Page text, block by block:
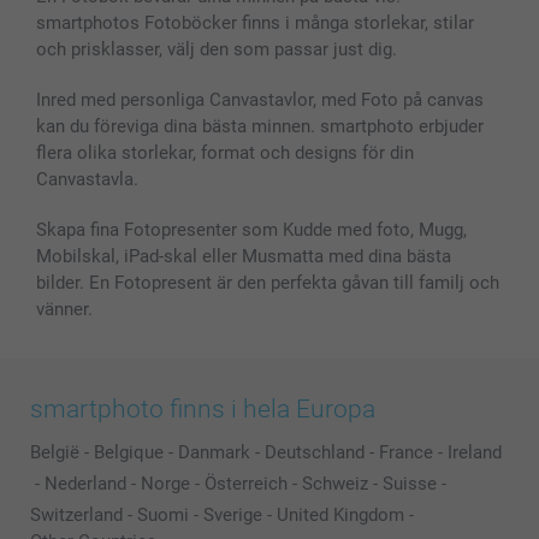
Skal till Mobil & Surfplatta
MyNameBook
Fotoramar & Tillbehör
Presentkort
Alla fotoprodukter
Sitemap
Villkor och garantier
smartbonus
Priser & betalning
smartphotos Fotoböcker finns i många storlekar, stilar
och prisklasser, välj den som passar just dig.
Inred med personliga Canvastavlor, med Foto på canvas
kan du föreviga dina bästa minnen. smartphoto erbjuder
flera olika storlekar, format och designs för din
Canvastavla.
Skapa fina Fotopresenter som Kudde med foto, Mugg,
Mobilskal, iPad-skal eller Musmatta med dina bästa
bilder. En Fotopresent är den perfekta gåvan till familj och
vänner.
smartphoto finns i hela Europa
België - Belgique - Danmark - Deutschland - France - Ireland
- Nederland - Norge - Österreich - Schweiz - Suisse -
Switzerland - Suomi - Sverige - United Kingdom -